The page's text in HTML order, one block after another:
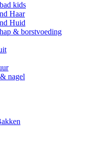
kids
Haar
Huid
& borstvoeding
nagel